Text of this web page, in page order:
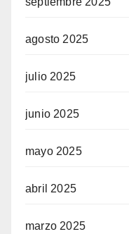
agosto 2025
julio 2025
junio 2025
mayo 2025
abril 2025
marzo 2025